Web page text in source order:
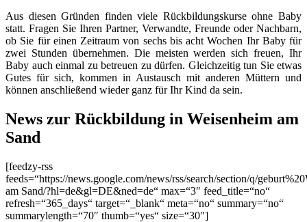
Aus diesen Gründen finden viele Rückbildungskurse ohne Baby
statt. Fragen Sie Ihren Partner, Verwandte, Freunde oder Nachbarn,
ob Sie für einen Zeitraum von sechs bis acht Wochen Ihr Baby für
zwei Stunden übernehmen. Die meisten werden sich freuen, Ihr
Baby auch einmal zu betreuen zu dürfen. Gleichzeitig tun Sie etwas
Gutes für sich, kommen in Austausch mit anderen Müttern und
können anschließend wieder ganz für Ihr Kind da sein.
News zur Rückbildung in Weisenheim am
Sand
[feedzy-rss
feeds=“https://news.google.com/news/rss/search/section/q/
am Sand/?hl=de&gl=DE&ned=de“ max=“3″ feed_title=“no“
refresh=“365_days“ target=“_blank“ meta=“no“ summary=“no“
summarylength=“70″ thumb=“yes“ size=“30″]